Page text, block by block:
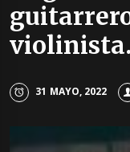
violinista.
31 MAYO, 2022